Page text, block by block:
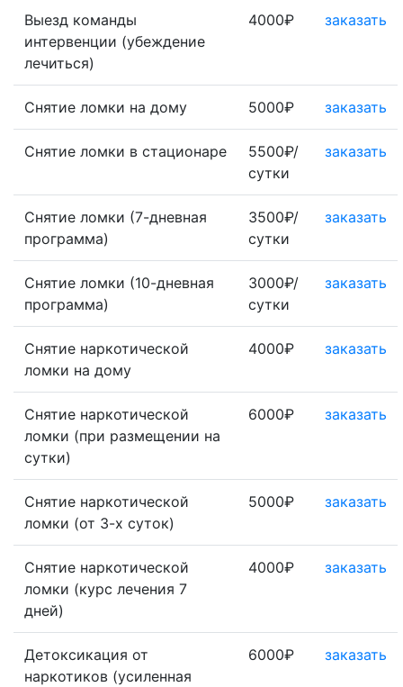
Выезд команды
интервенции (убеждение
лечиться)
4000₽ заказать
Снятие ломки на дому 5000₽ заказать
Снятие ломки в стационаре
5500₽/
сутки
заказать
Снятие ломки (7-дневная
программа)
3500₽/
сутки
заказать
Снятие ломки (10-дневная
программа)
3000₽/
сутки
заказать
Снятие наркотической
ломки на дому
4000₽ заказать
Снятие наркотической
ломки (при размещении на
сутки)
6000₽ заказать
Снятие наркотической
ломки (от 3-х суток)
5000₽ заказать
Снятие наркотической
ломки (курс лечения 7
дней)
4000₽ заказать
Детоксикация от
наркотиков (усиленная
6000₽ заказать